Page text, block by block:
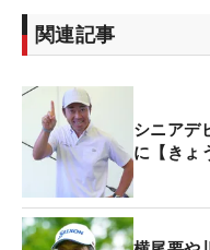
■プロテスト未合格で
荒、男気が代名詞で
ラ・ボンバの愛称で
アー時代は2000年に
でにツアー2勝を挙げ
た。
関連記事
シニアデ
に【きょ